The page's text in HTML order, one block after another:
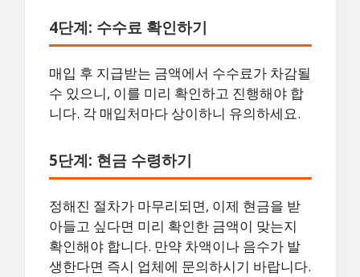
4단계: 수수료 확인하기
매입 후 지급받는 금액에서 수수료가 차감될
수 있으니, 이를 미리 확인하고 진행해야 합
니다. 각 매입처마다 상이하니 유의하세요.
5단계: 현금 수령하기
정해진 절차가 마무리되면, 이제 현금을 받
아들고 싶다면 미리 확인한 금액이 맞는지
확인해야 합니다. 만약 차액이나 음수가 발
생한다면 즉시 업체에 문의하시기 바랍니다.